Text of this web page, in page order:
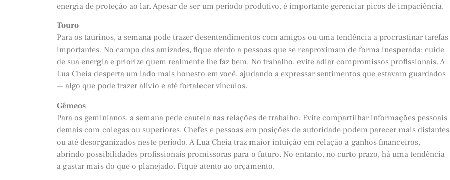
energia de proteção ao lar. Apesar de ser um período produtivo, é importante gerenciar picos de impaciência.
Touro
Para os taurinos, a semana pode trazer desentendimentos com amigos ou uma tendência a procrastinar tarefas
importantes. No campo das amizades, fique atento a pessoas que se reaproximam de forma inesperada; cuide
de sua energia e priorize quem realmente lhe faz bem. No trabalho, evite adiar compromissos profissionais. A
Lua Cheia desperta um lado mais honesto em você, ajudando a expressar sentimentos que estavam guardados
— algo que pode trazer alívio e até fortalecer vínculos.
Gêmeos
Para os geminianos, a semana pede cautela nas relações de trabalho. Evite compartilhar informações pessoais
demais com colegas ou superiores. Chefes e pessoas em posições de autoridade podem parecer mais distantes
ou até desorganizados neste período. A Lua Cheia traz maior intuição em relação a ganhos financeiros,
abrindo possibilidades profissionais promissoras para o futuro. No entanto, no curto prazo, há uma tendência
a gastar mais do que o planejado. Fique atento ao orçamento.